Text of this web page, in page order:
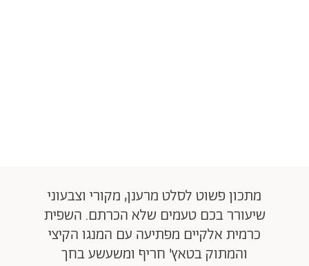
מתכון פשוט לסלט מרענן, מקורי וצבעוני
שיעורר בכם טעמים שלא הכרתם. השפית
כרמית אלקיים מפתיעה עם המנגו הקיצי
והמתוק בטאץ' חריף ומשעשע בחך